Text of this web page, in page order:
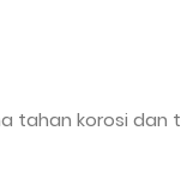
tahan korosi dan